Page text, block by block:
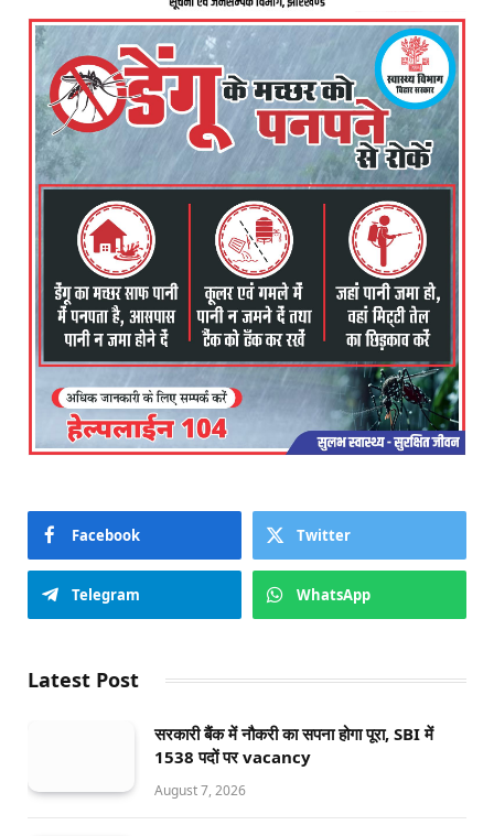
Facebook Twitter
Telegram WhatsApp
Latest Post
सरकारी बैंक में नौकरी का सपना होगा पूरा, SBI में
1538 पदों पर vacancy
August 7, 2026